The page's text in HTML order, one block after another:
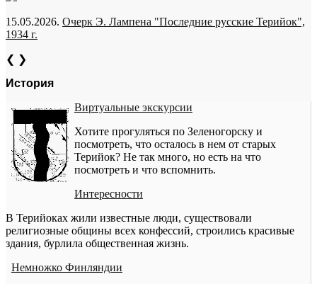
15.05.2026. Очерк Э. Лампена "Последние русские Терийок",
1934 г.
❮ ❯
История
Виртуальные экскурсии
Хотите прогуляться по Зеленогорску и
посмотреть, что осталось в нем от старых
Терийок? Не так много, но есть на что
посмотреть и что вспомнить.
Интересности
В Терийоках жили известные люди, существовали
религиозные общины всех конфессий, строились красивые
здания, бурлила общественная жизнь.
Немножко Финляндии